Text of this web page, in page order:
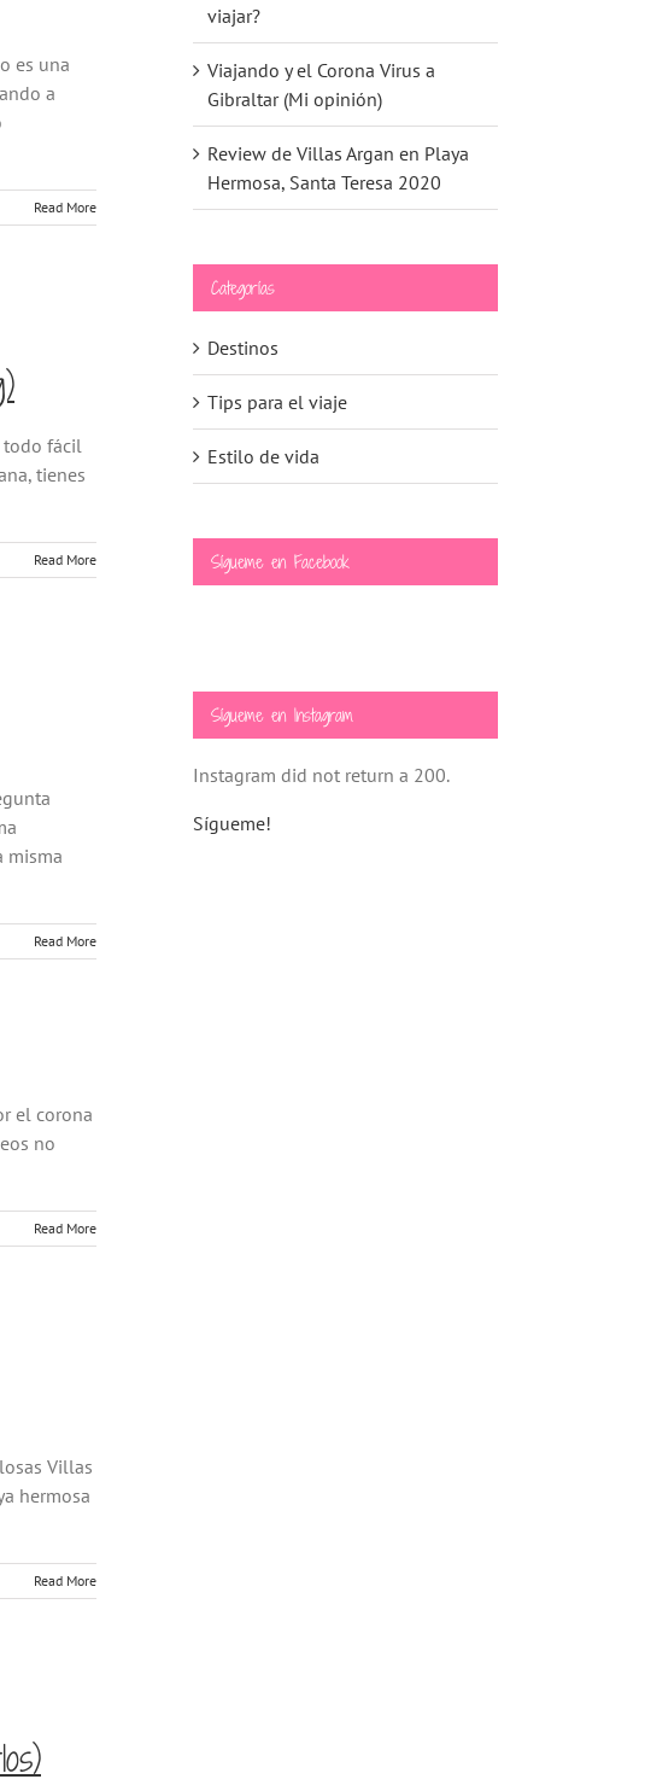
es una
a
Read More
todo fácil
tienes
Read More
misma
Read More
el corona
no
Read More
Villas
hermosa
Read More
viajar?
Viajando y el Corona Virus a
Gibraltar (Mi opinión)
Review de Villas Argan en Playa
Hermosa, Santa Teresa 2020
Categorías
Destinos
Tips para el viaje
Estilo de vida
Sígueme en Facebook
Sígueme en Instagram
Instagram did not return a 200.
Sígueme!